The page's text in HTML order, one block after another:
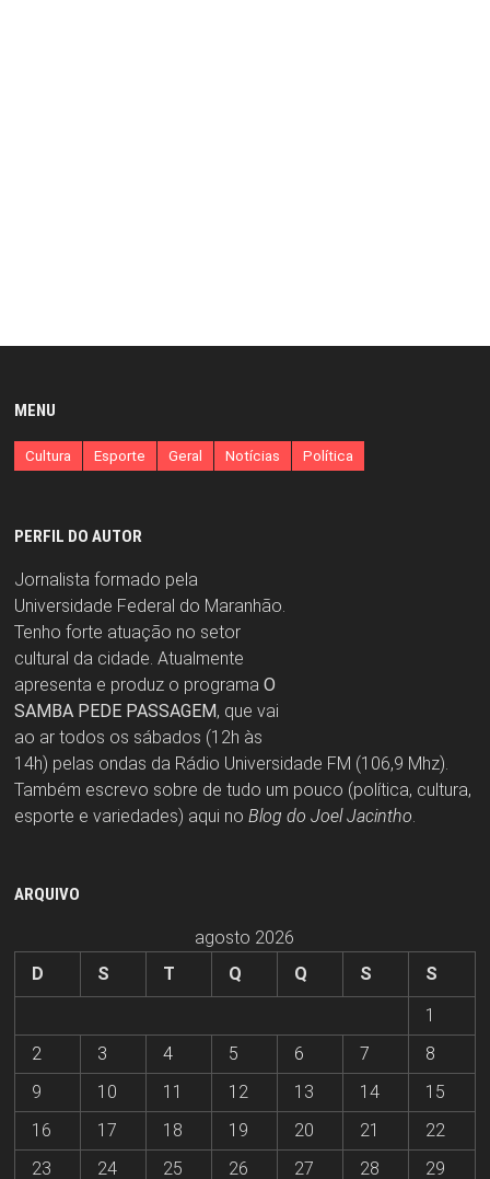
MENU
Cultura Esporte Geral Notícias Política
PERFIL DO AUTOR
Jornalista formado pela
Universidade Federal do Maranhão.
Tenho forte atuação no setor
cultural da cidade. Atualmente
apresenta e produz o programa O
SAMBA PEDE PASSAGEM, que vai
ao ar todos os sábados (12h às
14h) pelas ondas da Rádio Universidade FM (106,9 Mhz).
Também escrevo sobre de tudo um pouco (política, cultura,
esporte e variedades) aqui no Blog do Joel Jacintho.
ARQUIVO
agosto 2026
D
S T Q Q S
S
1
2
3 4 5 6 7
8
9
10 11 12 13 14
15
16
17 18 19 20 21
22
23
24 25 26 27 28 29